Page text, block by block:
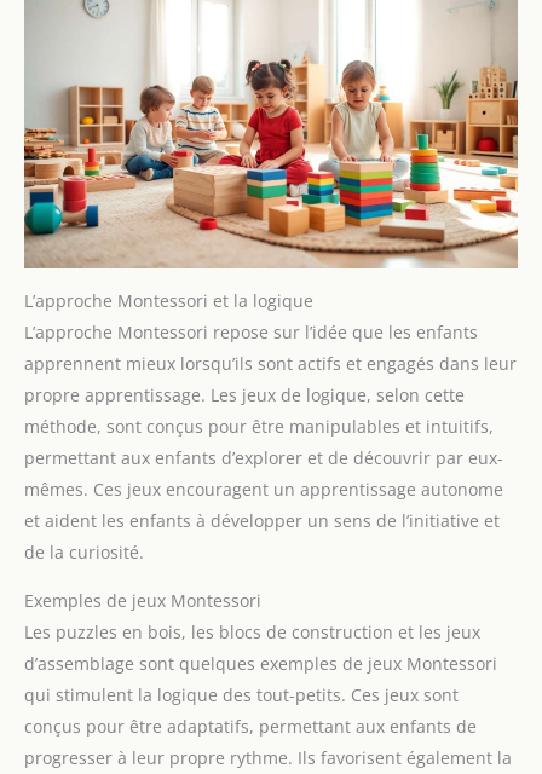
L’approche Montessori et la logique
L’approche Montessori repose sur l’idée que les enfants
apprennent mieux lorsqu’ils sont actifs et engagés dans leur
propre apprentissage. Les jeux de logique, selon cette
méthode, sont conçus pour être manipulables et intuitifs,
permettant aux enfants d’explorer et de découvrir par eux-
mêmes. Ces jeux encouragent un apprentissage autonome
et aident les enfants à développer un sens de l’initiative et
de la curiosité.
Exemples de jeux Montessori
Les puzzles en bois, les blocs de construction et les jeux
d’assemblage sont quelques exemples de jeux Montessori
qui stimulent la logique des tout-petits. Ces jeux sont
conçus pour être adaptatifs, permettant aux enfants de
progresser à leur propre rythme. Ils favorisent également la